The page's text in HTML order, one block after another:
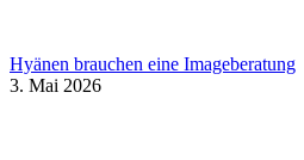
Hyänen brauchen eine Imageberatung
3. Mai 2026